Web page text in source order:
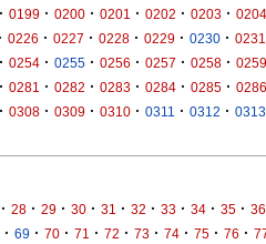
· 0199 · 0200 · 0201 · 0202 · 0203 · 0204
· 0226 · 0227 · 0228 · 0229 · 0230 · 0231
· 0254 · 0255 · 0256 · 0257 · 0258 · 0259
· 0281 · 0282 · 0283 · 0284 · 0285 · 0286
· 0308 · 0309 · 0310 · 0311 · 0312 · 0313
· 28 · 29 · 30 · 31 · 32 · 33 · 34 · 35 · 36
· 69 · 70 · 71 · 72 · 73 · 74 · 75 · 76 ·